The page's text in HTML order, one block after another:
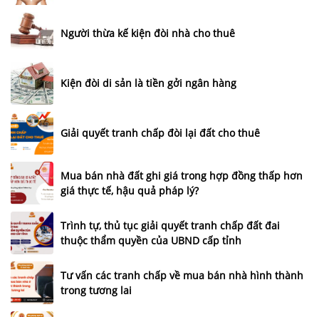
Người thừa kế kiện đòi nhà cho thuê
Kiện đòi di sản là tiền gởi ngân hàng
Giải quyết tranh chấp đòi lại đất cho thuê
Mua bán nhà đất ghi giá trong hợp đồng thấp hơn
giá thực tế, hậu quả pháp lý?
Trình tự, thủ tục giải quyết tranh chấp đất đai
thuộc thẩm quyền của UBND cấp tỉnh
Tư vấn các tranh chấp về mua bán nhà hình thành
trong tương lai